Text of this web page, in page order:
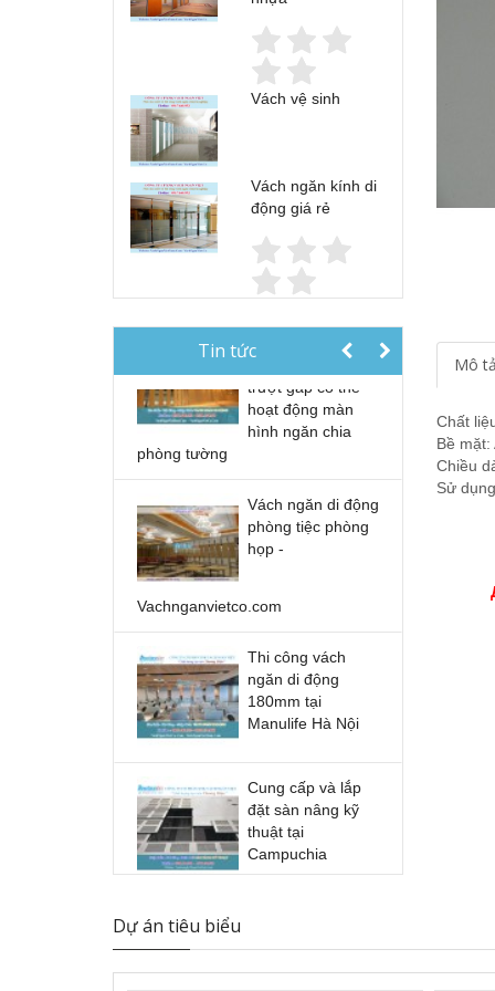
Vách vệ sinh
Vách ngăn kính di
động giá rẻ
Tin tức
Vachnganvietco.com
Thi công vách
ngăn di động
Cung cấp và lắp
đặt sàn nâng kỹ
thuật tại
Campuchia
Vách ngăn di động
chia phòng cửa
trượt gấp có thể
hoạt động màn
hình ngăn chia
phòng tường
Vách ngăn di động
phòng tiệc phòng
họp -
Vachnganvietco.com
Thi công vách
ngăn di động
180mm tại
Manulife Hà Nội
Cung cấp và lắp
đặt sàn nâng kỹ
thuật tại
Campuchia
Mô tả
Chất
Bề mặt:
Chiều
Sử
Dự án tiêu biểu